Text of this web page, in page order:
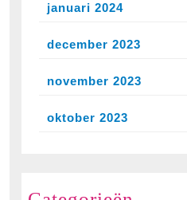
januari 2024
december 2023
november 2023
oktober 2023